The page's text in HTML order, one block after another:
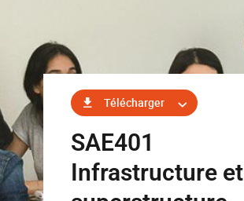
Télécharger
SAE401
Infrastructure et